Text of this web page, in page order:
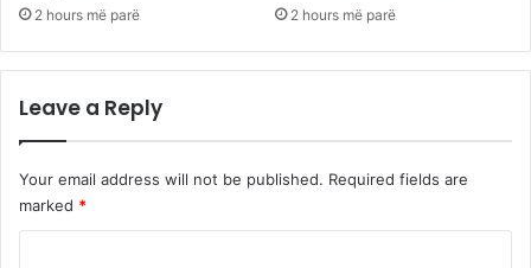
2 hours më parë 2 hours më parë
Leave a Reply
Your email address will not be published. Required fields are
marked *